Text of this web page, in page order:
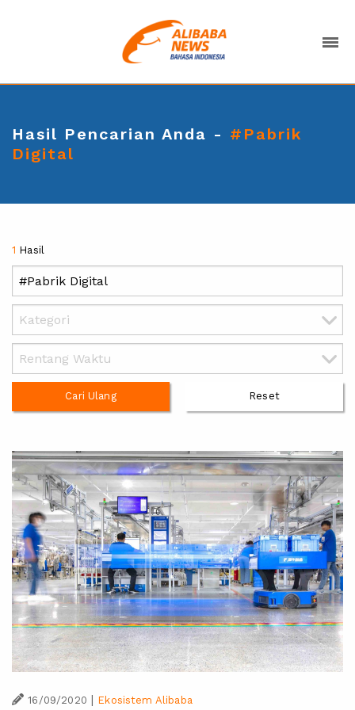
Hasil Pencarian Anda - #Pabrik
Digital
1 Hasil
Cari Ulang Reset
16/09/2020 | Ekosistem Alibaba